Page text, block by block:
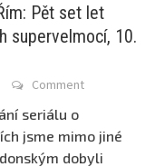
Pět set let
supervelmocí, 10.
Comment
seriálu o
jsme mimo jiné
dobyli